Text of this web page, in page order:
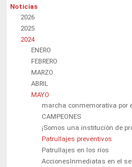
Noticias
2026
2025
2024
ENERO
FEBRERO
MARZO
ABRIL
MAYO
marcha conmemorativa por
CAMPEONES
¡Somos una institución de
Patrullajes preventivos
Patrullajes en los ríos
AccionesInmediatas en el